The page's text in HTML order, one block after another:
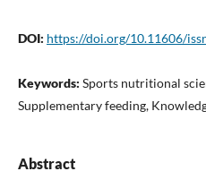
DOI: https://doi.org/10.11606/
Keywords: Sports nutritional
Supplementary feeding,
Abstract